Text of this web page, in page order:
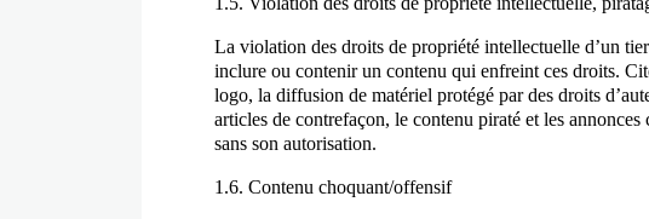
La violation des droits de propriété intellectuelle d’un
inclure ou contenir un contenu qui enfreint ces droits.
logo, la diffusion de matériel protégé par des droits
articles de contrefaçon, le contenu piraté et les
sans son autorisation.
1.6. Contenu choquant/offensif